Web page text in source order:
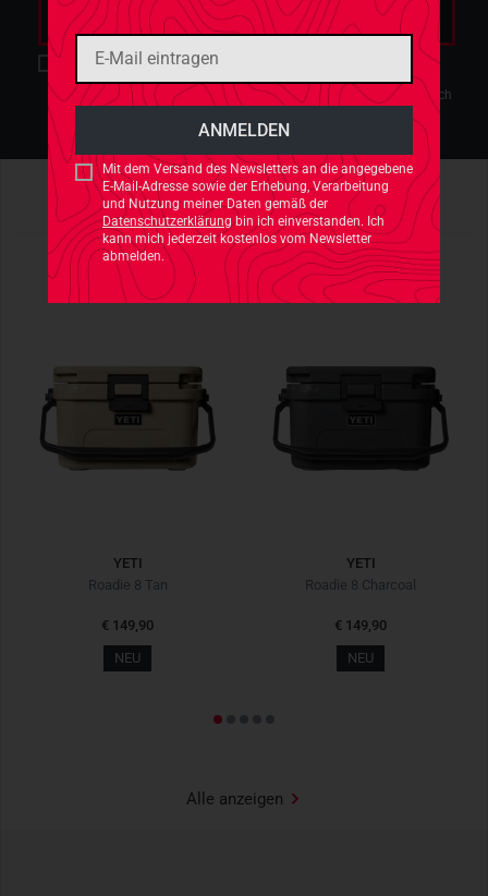
Mit dem Versand des Newsletters an die angegebene
E-Mail-Adresse sowie der Erhebung, Verarbeitung
und Nutzung meiner Daten gemäß der
Datenschutzerklärungbin ich einverstanden. Ich
kann mich jederzeit kostenlos vom Newsletter
abmelden.
Mit dem Versand des Newsletters an die angegebene E-Mail-
Adresse sowie der Erhebung, Verarbeitung und Nutzung meiner
Daten gemäß der
Datenschutzerklärung bin ich einverstanden. Ich
NEU IM SHOP
Alle anzeigen
YETI
Roadie 8 Tan
€ 149,90
NEU
YETI
Roadie 8 Charcoal
€ 149,90
NEU